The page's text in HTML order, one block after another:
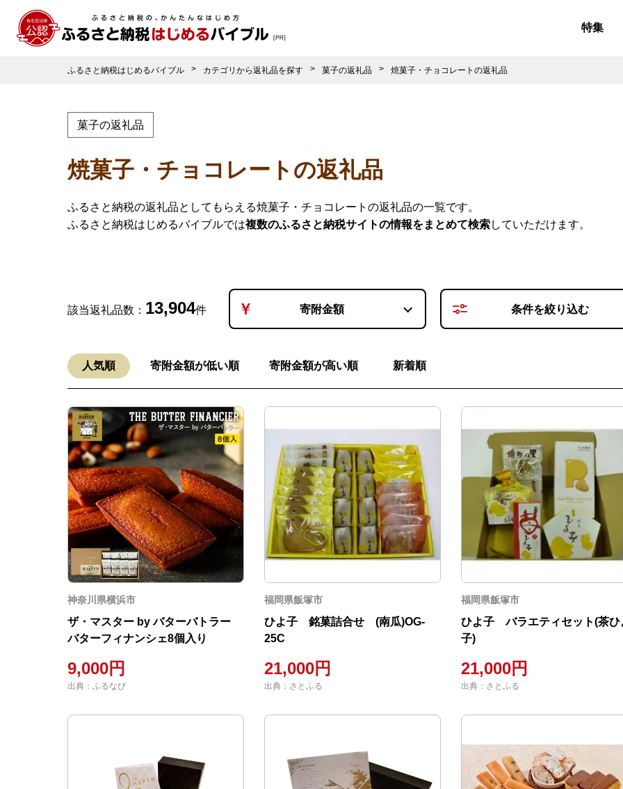
特集
ふるさと納税はじめるバイブル カテゴリから返礼品を探す 菓子の返礼品 焼菓子・チョコレートの返礼品
菓子の返礼品
焼菓子・チョコレートの返礼品
ふるさと納税の返礼品としてもらえる焼菓子・チョコレートの返礼品の一覧です。
ふるさと納税はじめるバイブルでは複数のふるさと納税サイトの情報をまとめて検索していただけます。
該当返礼品数： 13,904件 寄附金額 条件を絞り込む
人気順 寄附金額が低い順 寄附金額が高い順 新着順
神奈川県横浜市
ザ・マスター by バターバトラー
バターフィナンシェ8個入り
9,000円
出典：ふるなび
福岡県飯塚市
ひよ子 銘菓詰合せ (南瓜)OG-
25C
21,000円
出典：さとふる
福岡県飯塚市
ひよ子 バラエティセット(茶ひ
子)
21,000円
出典：さとふる